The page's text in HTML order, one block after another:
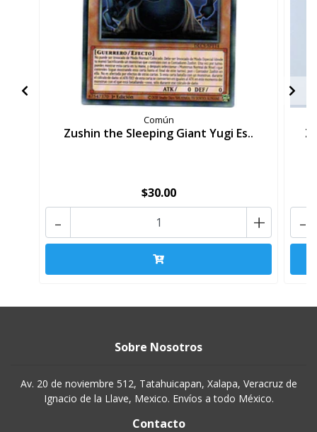
Común
Zushin the Sleeping Giant Yugi Es..
$30.00
+
- -
Sobre Nosotros
Av. 20 de noviembre 512, Tatahuicapan, Xalapa, Veracruz de
Ignacio de la Llave, Mexico. Envíos a todo México.
Contacto